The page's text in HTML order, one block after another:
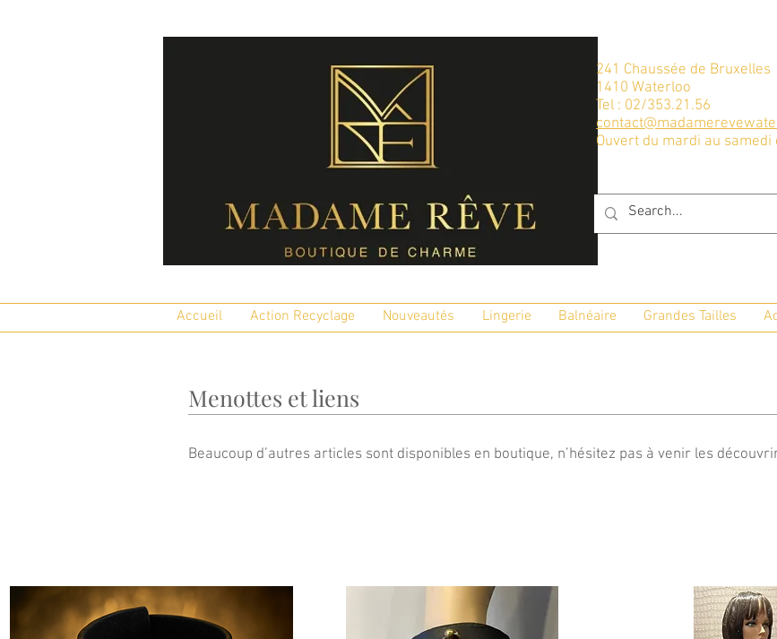
241 Chaussée de Bruxelles
1410 Waterloo
Tel : 02/353.21.56
Ouvert du mardi au samedi
Accueil Action Recyclage Nouveautés Lingerie Balnéaire Grandes Tailles
Menottes et liens
Beaucoup d’autres articles sont disponibles en boutique, n’hésitez pas à venir les